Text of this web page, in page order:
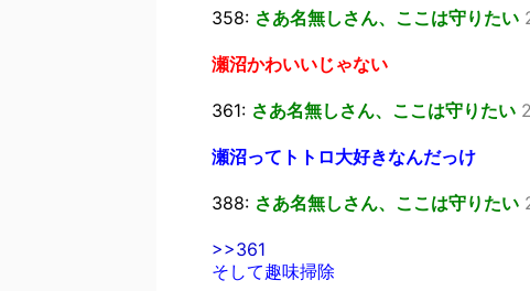
358: さあ名無しさん、ここは守りたい
瀬沼かわいいじゃない
361: さあ名無しさん、ここは守りたい
瀬沼ってトトロ大好きなんだっけ
388: さあ名無しさん、ここは守りたい
>>361
そして趣味掃除